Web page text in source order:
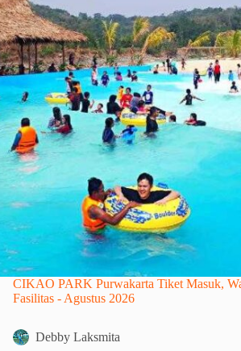
CIKAO PARK Purwakarta Tiket Masuk,
Fasilitas - Agustus 2026
Debby Laksmita